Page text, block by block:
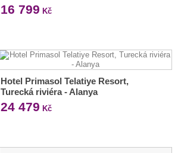
16 799 Kč
Hotel Primasol Telatiye Resort,
Turecká riviéra - Alanya
24 479 Kč